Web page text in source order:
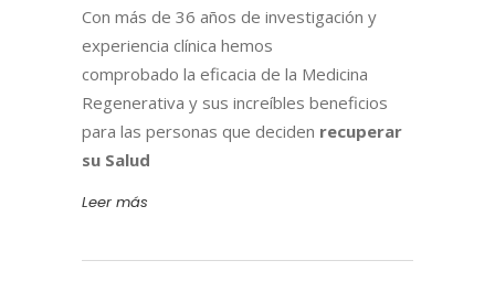
Con más de 36 años de investigación y
experiencia clínica hemos
comprobado la eficacia de la Medicina
Regenerativa y sus increíbles beneficios
para las personas que deciden recuperar
su Salud
Leer más